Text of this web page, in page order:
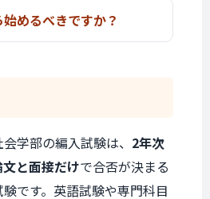
めるべきですか？
学部の編入試験は、 2年次
と面接だけで合否が決まる
です。英語試験や専門科目